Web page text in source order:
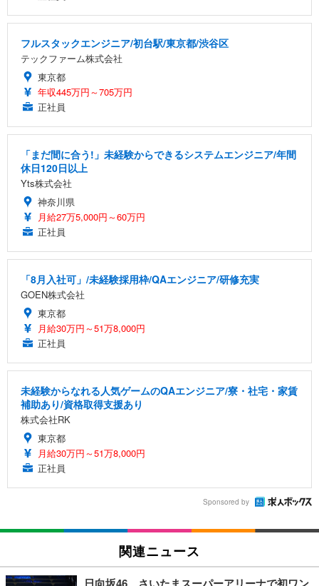
フルスタックエンジニア/初台駅/東京都/渋谷区
テックファーム株式会社
東京都
年収445万円～705万円
正社員
「まだ間に合う!」未経験からできるシステムエンジニア/年間
休日120日以上
Yts株式会社
神奈川県
月給27万5,000円～60万円
正社員
「8月入社可」/未経験採用枠/QAエンジニア/研修充実
GOEN株式会社
東京都
月給30万円～51万8,000円
正社員
未経験からなれる人気ゲームのQAエンジニア/寮・社宅・家賃
補助あり/資格取得支援あり
株式会社RK
東京都
月給30万円～51万8,000円
正社員
Sponsored by
関連ニュース